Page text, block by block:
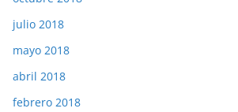
julio 2018
mayo 2018
abril 2018
febrero 2018